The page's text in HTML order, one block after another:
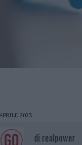
2023
di realpower